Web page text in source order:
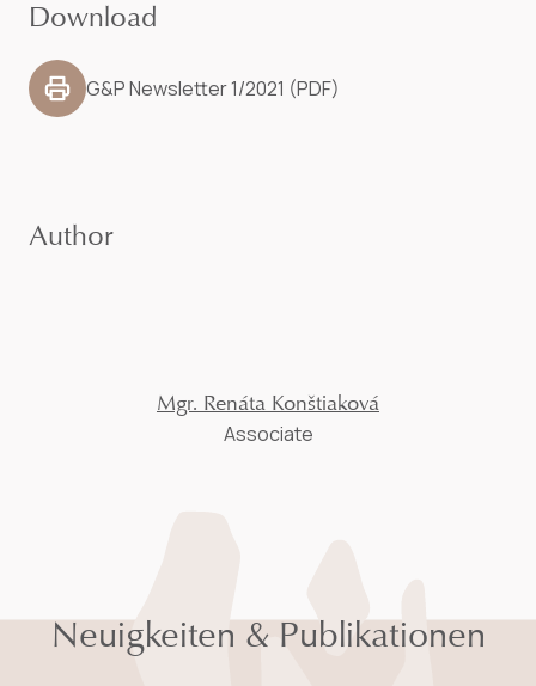
Download
G&P Newsletter 1/2021 (PDF)
Author
Mgr. Renáta Konštiaková
Associate
Neuigkeiten & Publikationen